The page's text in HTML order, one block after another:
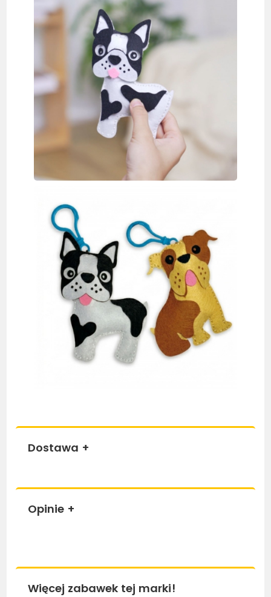
Dostawa +
Opinie +
Więcej zabawek tej marki!